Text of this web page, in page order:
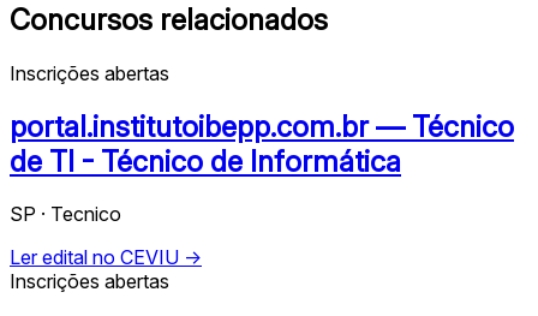
Concursos relacionados
Inscrições abertas
portal.institutoibepp.com.br — Técnico
de TI - Técnico de Informática
SP · Tecnico
Ler edital no CEVIU →
Inscrições abertas